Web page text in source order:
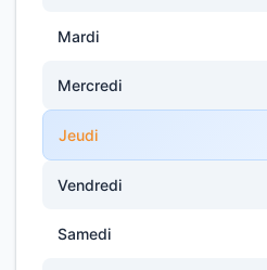
Mardi
Mercredi
Jeudi
Vendredi
Samedi